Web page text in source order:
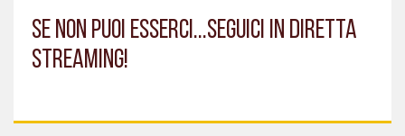
Se non puoi esserci...seguici in diretta
streaming!